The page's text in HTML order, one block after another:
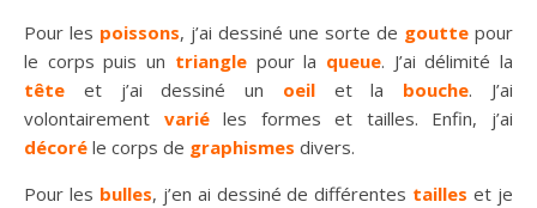
Pour les poissons, j’ai dessiné une sorte de goutte pour
le corps puis un triangle pour la queue. J’ai délimité la
tête
et j’ai dessiné un oeil et la bouche. J’ai
volontairement varié les formes et tailles. Enfin, j’ai
décoré le corps de graphismes divers.
Pour les bulles, j’en ai dessiné de différentes tailles et je